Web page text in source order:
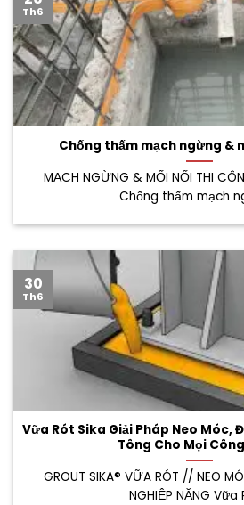
Chống thấm mạch ngừng &
MẠCH NGỪNG & MỐI NỐI THI
Chống thấm mạch
Th6
Vữa Rót Sika Giải Pháp Neo Móc,
Tông Cho Mọi
GROUT SIKA® VỮA RÓT // NEO
NGHIỆP NẶNG Vữa
30
Th6